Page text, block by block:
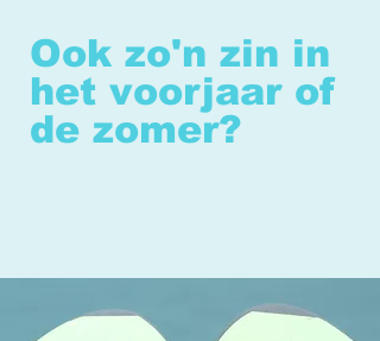
Ook zo'n zin in
het voorjaar of
de zomer?